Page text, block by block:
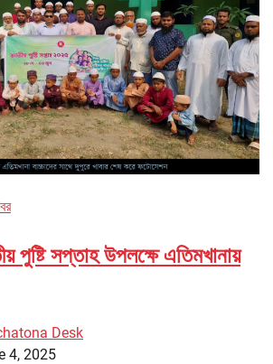
পুষ্টি সপ্তাহ উপলক্ষে এতিমখানায়
Desk
4, 2025